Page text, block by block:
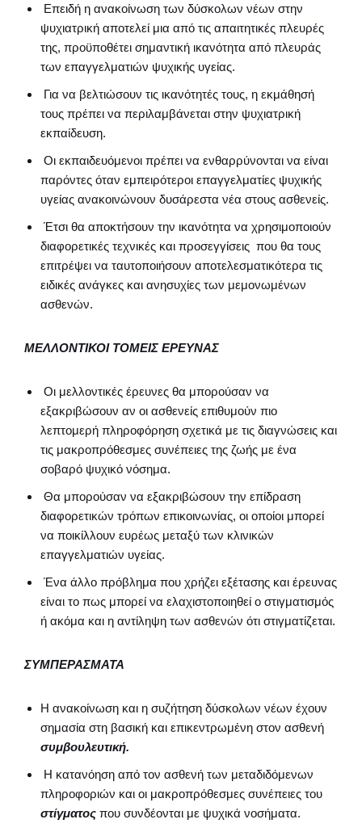
Επειδή η ανακοίνωση των δύσκολων νέων στην
ψυχιατρική αποτελεί μια από τις απαιτητικές πλευρές
της, προϋποθέτει σημαντική ικανότητα από πλευράς
των επαγγελματιών ψυχικής υγείας.
Για να βελτιώσουν τις ικανότητές τους, η εκμάθησή
τους πρέπει να περιλαμβάνεται στην ψυχιατρική
εκπαίδευση.
Οι εκπαιδευόμενοι πρέπει να ενθαρρύνονται να είναι
παρόντες όταν εμπειρότεροι επαγγελματίες ψυχικής
υγείας ανακοινώνουν δυσάρεστα νέα στους ασθενείς.
Έτσι θα αποκτήσουν την ικανότητα να χρησιμοποιούν
διαφορετικές τεχνικές και προσεγγίσεις που θα τους
επιτρέψει να ταυτοποιήσουν αποτελεσματικότερα τις
ειδικές ανάγκες και ανησυχίες των μεμονωμένων
ασθενών.
ΜΕΛΛΟΝΤΙΚΟΙ ΤΟΜΕΙΣ ΕΡΕΥΝΑΣ
Οι μελλοντικές έρευνες θα μπορούσαν να
εξακριβώσουν αν οι ασθενείς επιθυμούν πιο
λεπτομερή πληροφόρηση σχετικά με τις διαγνώσεις και
τις μακροπρόθεσμες συνέπειες της ζωής με ένα
σοβαρό ψυχικό νόσημα.
Θα μπορούσαν να εξακριβώσουν την επίδραση
διαφορετικών τρόπων επικοινωνίας, οι οποίοι μπορεί
να ποικίλλουν ευρέως μεταξύ των κλινικών
επαγγελματιών υγείας.
Ένα άλλο πρόβλημα που χρήζει εξέτασης και έρευνας
είναι το πως μπορεί να ελαχιστοποιηθεί ο στιγματισμός
ή ακόμα και η αντίληψη των ασθενών ότι στιγματίζεται.
ΣΥΜΠΕΡΑΣΜΑΤΑ
Η ανακοίνωση και η συζήτηση δύσκολων νέων έχουν
σημασία στη βασική και επικεντρωμένη στον ασθενή
συμβουλευτική.
Η κατανόηση από τον ασθενή των μεταδιδόμενων
πληροφοριών και οι μακροπρόθεσμες συνέπειες του
στίγματος που συνδέονται με ψυχικά νοσήματα.